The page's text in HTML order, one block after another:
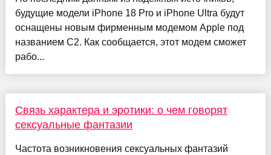
будущие модели iPhone 18 Pro и iPhone Ultra будут
оснащены новым фирменным модемом Apple под
названием C2. Как сообщается, этот модем сможет
рабо...
Связь характера и эротики: о чем говорят
сексуальные фантазии
Частота возникновения сексуальных фантазий